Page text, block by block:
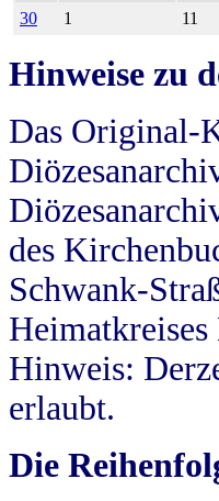
30 1 11
Hinweise zu
Das Original-
des
Schwank-
Hinweis:
erlaubt.
Die